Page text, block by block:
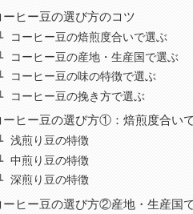
ーヒー豆の選び方のコツ
コーヒー豆の焙煎度合いで選ぶ
コーヒー豆の産地・生産国で選ぶ
コーヒー豆の味の特徴で選ぶ
コーヒー豆の挽き方で選ぶ
ーヒー豆の選び方①：焙煎度合い
浅煎り豆の特徴
中煎り豆の特徴
深煎り豆の特徴
ーヒー豆の選び方②産地・生産国